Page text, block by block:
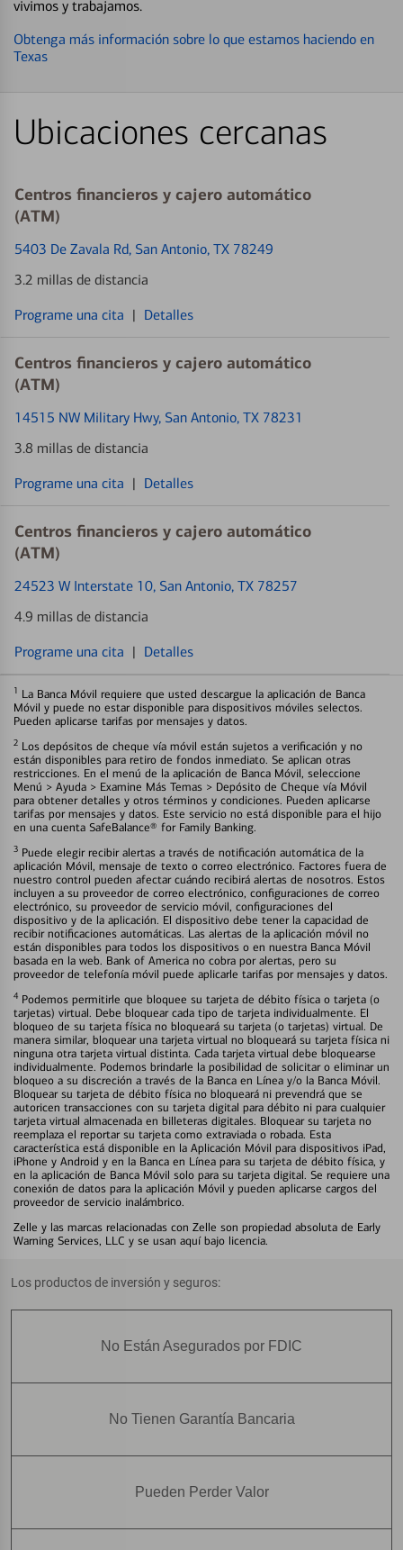
vivimos y trabajamos.
Obtenga más información sobre lo que estamos haciendo en
Texas
Ubicaciones cercanas
Centros financieros y cajero automático
(ATM)
5403 De Zavala Rd, San Antonio, TX 78249
3.2 millas de distancia
Programe una cita | Detalles
Centros financieros y cajero automático
(ATM)
14515 NW Military Hwy, San Antonio, TX 78231
3.8 millas de distancia
Programe una cita | Detalles
Centros financieros y cajero automático
(ATM)
24523 W Interstate 10, San Antonio, TX 78257
4.9 millas de distancia
Programe una cita | Detalles
1 La Banca Móvil requiere que usted descargue la aplicación de Banca
Móvil y puede no estar disponible para dispositivos móviles selectos.
Pueden aplicarse tarifas por mensajes y datos.
2 Los depósitos de cheque vía móvil están sujetos a verificación y no
están disponibles para retiro de fondos inmediato. Se aplican otras
restricciones. En el menú de la aplicación de Banca Móvil, seleccione
Menú > Ayuda > Examine Más Temas > Depósito de Cheque vía Móvil
para obtener detalles y otros términos y condiciones. Pueden aplicarse
tarifas por mensajes y datos. Este servicio no está disponible para el hijo
en una cuenta SafeBalance® for Family Banking.
3 Puede elegir recibir alertas a través de notificación automática de la
aplicación Móvil, mensaje de texto o correo electrónico. Factores fuera de
nuestro control pueden afectar cuándo recibirá alertas de nosotros. Estos
incluyen a su proveedor de correo electrónico, configuraciones de correo
electrónico, su proveedor de servicio móvil, configuraciones del
dispositivo y de la aplicación. El dispositivo debe tener la capacidad de
recibir notificaciones automáticas. Las alertas de la aplicación móvil no
están disponibles para todos los dispositivos o en nuestra Banca Móvil
basada en la web. Bank of America no cobra por alertas, pero su
proveedor de telefonía móvil puede aplicarle tarifas por mensajes y datos.
4 Podemos permitirle que bloquee su tarjeta de débito física o tarjeta (o
tarjetas) virtual. Debe bloquear cada tipo de tarjeta individualmente. El
bloqueo de su tarjeta física no bloqueará su tarjeta (o tarjetas) virtual. De
manera similar, bloquear una tarjeta virtual no bloqueará su tarjeta física ni
ninguna otra tarjeta virtual distinta. Cada tarjeta virtual debe bloquearse
individualmente. Podemos brindarle la posibilidad de solicitar o eliminar un
bloqueo a su discreción a través de la Banca en Línea y/o la Banca Móvil.
Bloquear su tarjeta de débito física no bloqueará ni prevendrá que se
autoricen transacciones con su tarjeta digital para débito ni para cualquier
tarjeta virtual almacenada en billeteras digitales. Bloquear su tarjeta no
reemplaza el reportar su tarjeta como extraviada o robada. Esta
característica está disponible en la Aplicación Móvil para dispositivos iPad,
iPhone y Android y en la Banca en Línea para su tarjeta de débito física, y
en la aplicación de Banca Móvil solo para su tarjeta digital. Se requiere una
conexión de datos para la aplicación Móvil y pueden aplicarse cargos del
proveedor de servicio inalámbrico.
Zelle y las marcas relacionadas con Zelle son propiedad absoluta de Early
Warning Services, LLC y se usan aquí bajo licencia.
Los productos de inversión y seguros:
No Están Asegurados por FDIC
No Tienen Garantía Bancaria
Pueden Perder Valor